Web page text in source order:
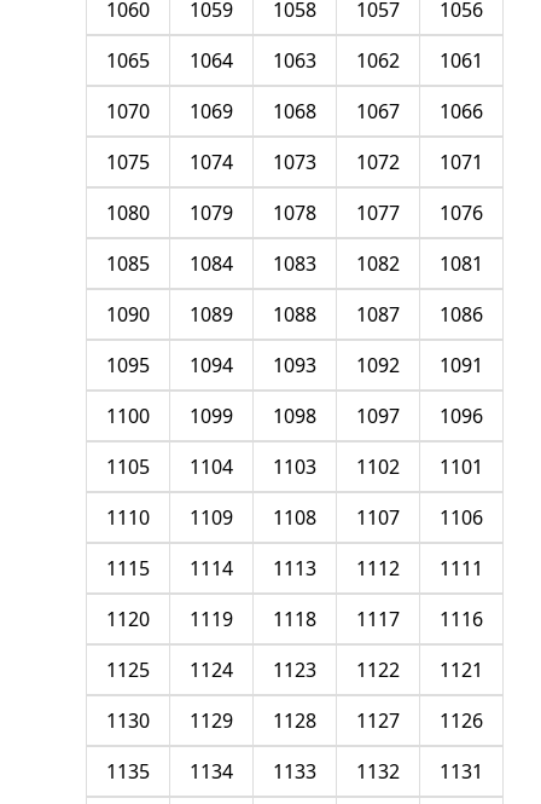
1056
1057
1058
1059
1060
1061
1062
1063
1064
1065
1066
1067
1068
1069
1070
1071
1072
1073
1074
1075
1076
1077
1078
1079
1080
1081
1082
1083
1084
1085
1086
1087
1088
1089
1090
1091
1092
1093
1094
1095
1096
1097
1098
1099
1100
1101
1102
1103
1104
1105
1106
1107
1108
1109
1110
1111
1112
1113
1114
1115
1116
1117
1118
1119
1120
1121
1122
1123
1124
1125
1126
1127
1128
1129
1130
1131
1132
1133
1134
1135